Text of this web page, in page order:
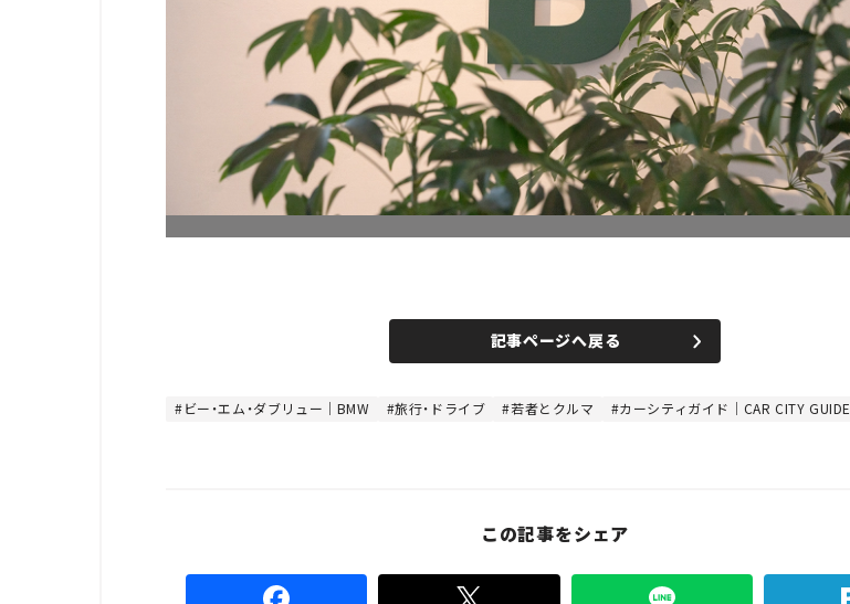
記事ページへ戻る
ビー・エム・ダブリュー｜BMW 旅行・ドライブ 若者とクルマ カーシティガイド｜CAR CITY GUIDE
この記事をシェア